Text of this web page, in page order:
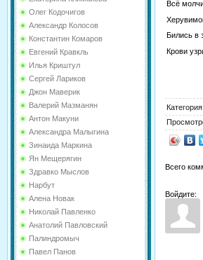
Олег Кодочигов
Александр Колосов
Константин Комаров
Евгений Кравкль
Илья Криштул
Сергей Лариков
Джон Маверик
Валерий Мазманян
Антон Макуни
Александра Малыгина
Зинаида Маркина
Ян Мещерягин
Здравко Мыслов
Нарбут
Алена Новак
Николай Павленко
Анатолий Павловский
Палиндромыч
Павел Панов
Всё
Бились в
Крови
Категория
Всего
Войдите: